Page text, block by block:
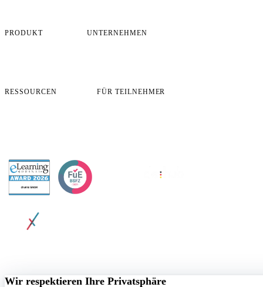
PRODUKT UNTERNEHMEN
RESSOURCEN FÜR TEILNEHMER
Wir respektieren Ihre Privatsphäre